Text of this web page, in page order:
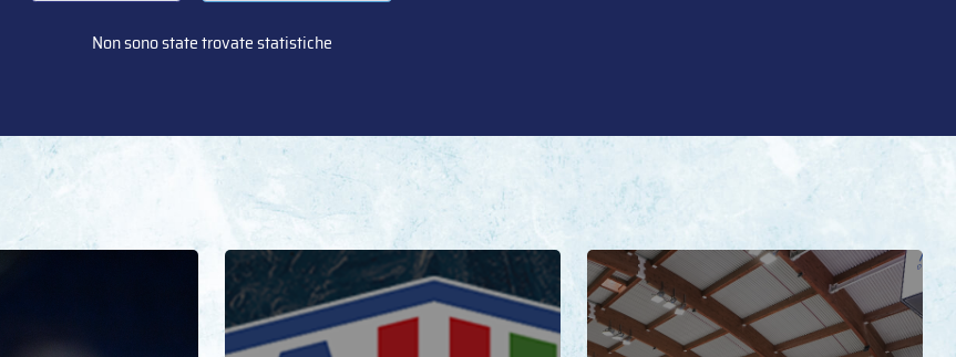
Non sono state trovate statistiche